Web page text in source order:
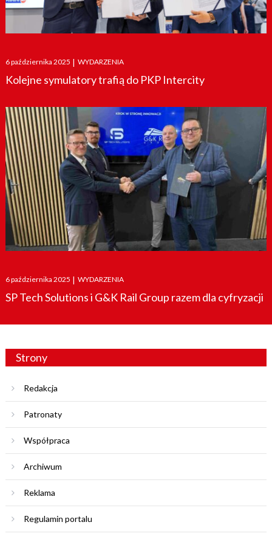
Posted
on
6 października 2025 | WYDARZENIA
Kolejne symulatory trafią do PKP Intercity
Posted
on
6 października 2025 | WYDARZENIA
SP Tech Solutions i G&K Rail Group razem dla cyfryzacji
Strony
Redakcja
Patronaty
Współpraca
Archiwum
Reklama
Regulamin portalu